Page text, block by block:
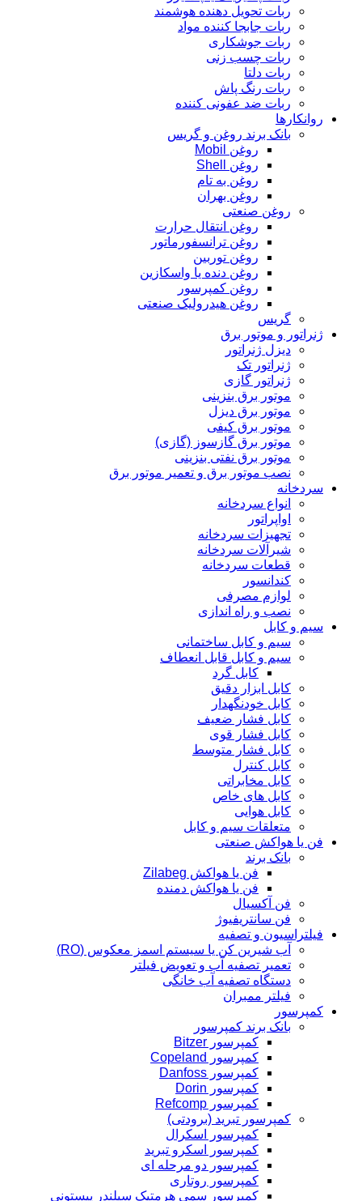
ربات تحویل دهنده هوشمند
ربات جابجا کننده مواد
ربات جوشکاری
ربات چسب زنی
ربات دلتا
ربات رنگ پاش
ربات ضد عفونی کننده
روانکارها
بانک برند روغن و گریس
روغن Mobil
روغن Shell
روغن به تام
روغن بهران
روغن صنعتی
روغن انتقال حرارت
روغن ترانسفورماتور
روغن توربین
روغن دنده یا واسکازین
روغن کمپرسور
روغن هیدرولیک صنعتی
گریس
ژنراتور و موتور برق
دیزل ژنراتور
ژنراتور تک
ژنراتور گازی
موتور برق بنزینی
موتور برق دیزل
موتور برق کیفی
موتور برق گازسوز (گازی)
موتور برق نفتی بنزینی
نصب موتور برق و تعمیر موتور برق
سردخانه
انواع سردخانه
اواپراتور
تجهیزات سردخانه
شیرآلات سردخانه
قطعات سردخانه
کندانسور
لوازم مصرفی
نصب و راه اندازی
سیم و کابل
سیم و کابل ساختمانی
سیم و کابل قابل انعطاف
کابل گرد
کابل ابزار دقیق
کابل خودنگهدار
کابل فشار ضعیف
کابل فشار قوی
کابل فشار متوسط
کابل کنترل
کابل مخابراتی
کابل های خاص
کابل هوایی
متعلقات سیم و کابل
فن یا هواکش صنعتی
بانک برند
فن یا هواکش Zilabeg
فن یا هواکش دمنده
فن آکسیال
فن سانتریفیوژ
فیلتراسیون و تصفیه
آب شیرین کن یا سیستم اسمز معکوس (RO)
تعمیر تصفیه آب و تعویض فیلتر
دستگاه تصفیه آب خانگی
فیلتر ممبران
کمپرسور
بانک برند کمپرسور
کمپرسور Bitzer
کمپرسور Copeland
کمپرسور Danfoss
کمپرسور Dorin
کمپرسور Refcomp
کمپرسور تبرید (برودتی)
کمپرسور اسکرال
کمپرسور اسکرو تبرید
کمپرسور دو مرحله ای
کمپرسور روتاری
کمپرسور سمی هرمتیک سیلندر پیستونی